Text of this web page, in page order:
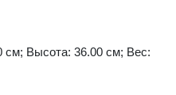
см; Высота: 36.00 см; Вес: